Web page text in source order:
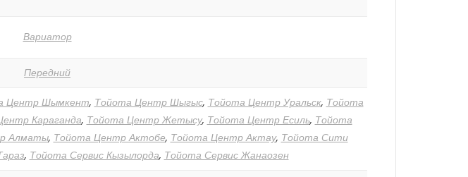
Вариатор
Передний
Центр Шымкент, Тойота Центр Шыгыс, Тойота Центр Уральск, Тойота
Караганда, Тойота Центр Жетысу, Тойота Центр Есиль, Тойота
Алматы, Тойота Центр Актобе, Тойота Центр Актау, Тойота Сити
, Тойота Сервис Кызылорда, Тойота Сервис Жанаозен